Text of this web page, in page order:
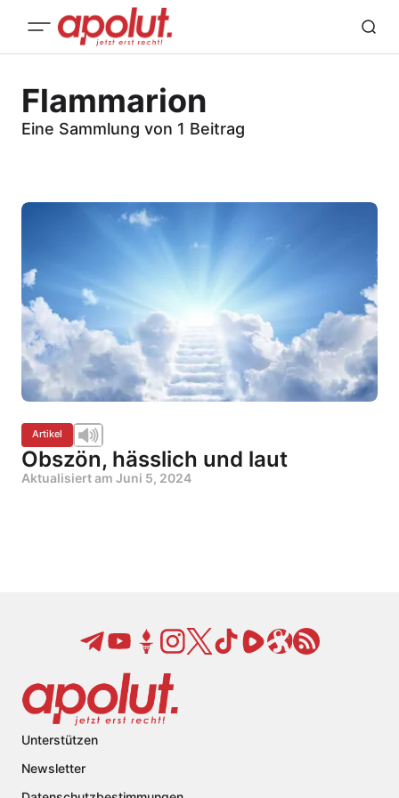
Flammarion
Eine Sammlung von 1 Beitrag
Artikel
Obszön, hässlich und laut
Aktualisiert am Juni 5, 2024
Unterstützen
Newsletter